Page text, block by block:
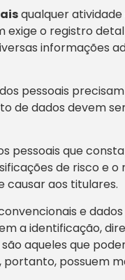
qualquer
exige o registro
informações
pessoais
de dados devem
que
de risco e
causar aos titulares.
e dados
a identificação,
são aqueles que
portanto, possuem